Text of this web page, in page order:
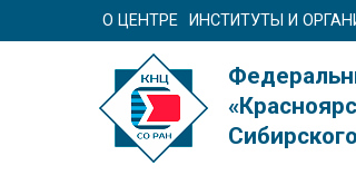
О ЦЕНТРЕ ИНСТИТУТЫ И